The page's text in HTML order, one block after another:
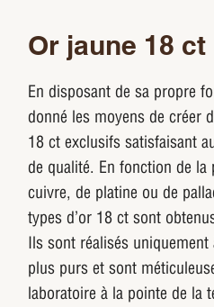
Or jaune 18 ct
En disposant de sa propre
donné les moyens de créer
18 ct exclusifs satisfaisant
de qualité. En fonction de la
cuivre, de platine ou de
types d’or 18 ct sont
Ils sont réalisés
plus purs et sont
laboratoire à la pointe de la